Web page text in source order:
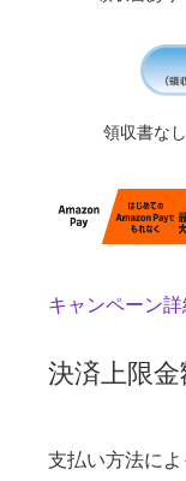
領収書な
キャンペーン
決済上限
支払い方法によ